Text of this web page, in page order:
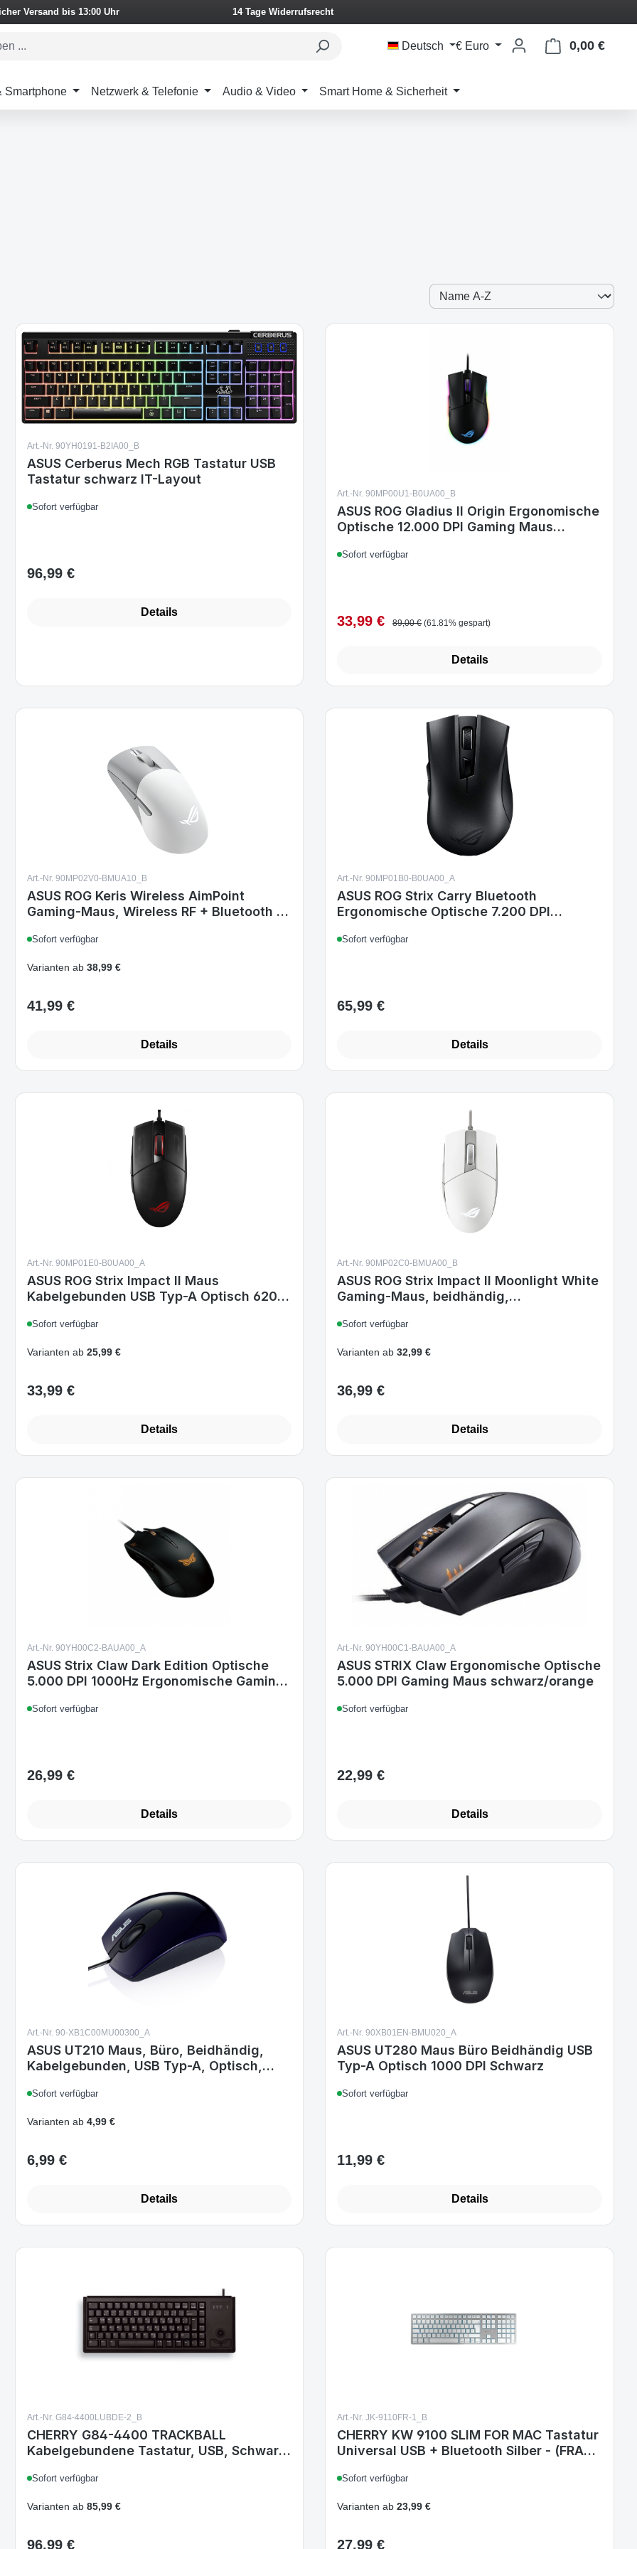
Versand bis 13:00 Uhr 14 Tage Widerrufsrecht
Deutsch € Euro 0,00 €
Smartphone Netzwerk & Telefonie Audio & Video Smart Home & Sicherheit
Art.-Nr. 90YH0191-B2IA00_B
ASUS Cerberus Mech RGB Tastatur USB
Tastatur schwarz IT-Layout
Sofort verfügbar
Regulärer Preis:
96,99 €
Details
Art.-Nr. 90MP00U1-B0UA00_B
ASUS ROG Gladius II Origin Ergonomische
Optische 12.000 DPI Gaming Maus
Sofort verfügbar
Verkaufspreis:
33,99 € Regulärer Preis:
89,00 € (61.81% gespart)
Details
Art.-Nr. 90MP02V0-BMUA10_B
ASUS ROG Keris Wireless AimPoint
Gaming-Maus, Wireless RF + Bluetooth +
Weiß, Integrierter Akku
Sofort verfügbar
Varianten ab38,99 €
Regulärer Preis:
41,99 €
Details
Art.-Nr. 90MP01B0-B0UA00_A
ASUS ROG Strix Carry Bluetooth
Ergonomische Optische 7.200 DPI
Sofort verfügbar
Regulärer Preis:
65,99 €
Details
Art.-Nr. 90MP01E0-B0UA00_A
ASUS ROG Strix Impact II Maus
Kabelgebunden USB Typ-A Optisch 6200
Beidhändig Ambidextrous Gaming Büro
Sofort verfügbar
Varianten ab25,99 €
Regulärer Preis:
33,99 €
Details
Art.-Nr. 90MP02C0-BMUA00_B
ASUS ROG Strix Impact II Moonlight White
Gaming-Maus, beidhändig,
Sensor 6200 DPI, 5 Tasten, RGB, 1000 Hz,
Sofort verfügbar
Varianten ab 32,99 €
Regulärer Preis:
36,99 €
Details
Art.-Nr. 90YH00C2-BAUA00_A
ASUS Strix Claw Dark Edition Optische
5.000 DPI 1000Hz Ergonomische Gaming
Sofort verfügbar
Regulärer Preis:
26,99 €
Details
Art.-Nr. 90YH00C1-BAUA00_A
ASUS STRIX Claw Ergonomische Optische
5.000 DPI Gaming Maus schwarz/orange
Sofort verfügbar
Regulärer Preis:
22,99 €
Details
Art.-Nr. 90-XB1C00MU00300_A
ASUS UT210 Maus, Büro, Beidhändig,
Kabelgebunden, USB Typ-A, Optisch,
Sofort verfügbar
Varianten ab4,99 €
Regulärer Preis:
6,99 €
Details
Art.-Nr. 90XB01EN-BMU020_A
ASUS UT280 Maus Büro Beidhändig USB
Typ-A Optisch 1000 DPI Schwarz
Sofort verfügbar
Regulärer Preis:
11,99 €
Details
Art.-Nr. G84-4400LUBDE-2_B
CHERRY G84-4400 TRACKBALL
Kabelgebundene Tastatur, USB, Schwarz
Sofort verfügbar
Varianten ab85,99 €
Regulärer Preis:
96,99 €
Art.-Nr. JK-9110FR-1_B
CHERRY KW 9100 SLIM FOR MAC Tastatur
Universal USB + Bluetooth Silber - (FRA
Sofort verfügbar
Varianten ab 23,99 €
Regulärer Preis:
27,99 €